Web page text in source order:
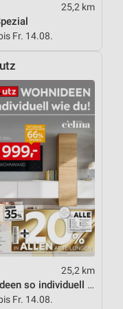
25,2 km
Fr. 14.08.
25,2 km
Wohnideen so individuell wie du!
Fr. 14.08.
oder
von